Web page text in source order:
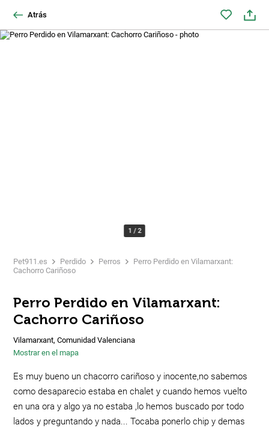
Atrás
1 /2
Pet911.es Perdido Perros
Perro Perdido en Vilamarxant:
Cachorro Cariñoso
Perro Perdido en Vilamarxant:
Cachorro Cariñoso
Vilamarxant, Comunidad Valenciana
Mostrar en el mapa
Es muy bueno un chacorro cariñoso y inocente,no sabemos
como desaparecio estaba en chalet y cuando hemos vuelto
en una ora y algo ya no estaba ,lo hemos buscado por todo
lados y preguntando y nada... Tocaba ponerlo chip y demas